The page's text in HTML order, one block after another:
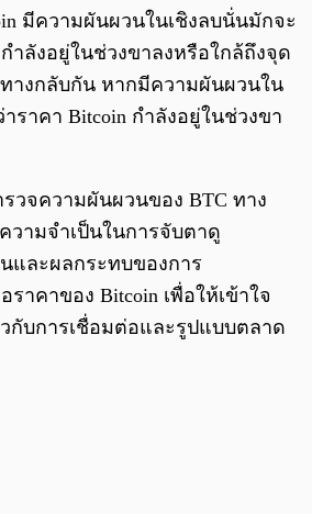
มีความผันผวนในเชิงลบนั่นมักจะ
ำลังอยู่ในช่วงขาลงหรือใกล้ถึงจุด
างกลับกัน หากมีความผันผวนใน
ราคา Bitcoin กำลังอยู่ในช่วงขา
วจความผันผวนของ BTC ทาง
ความจำเป็นในการจับตาดู
และผลกระทบของการ
ราคาของ Bitcoin เพื่อให้เข้าใจ
กับการเชื่อมต่อและรูปแบบตลาด